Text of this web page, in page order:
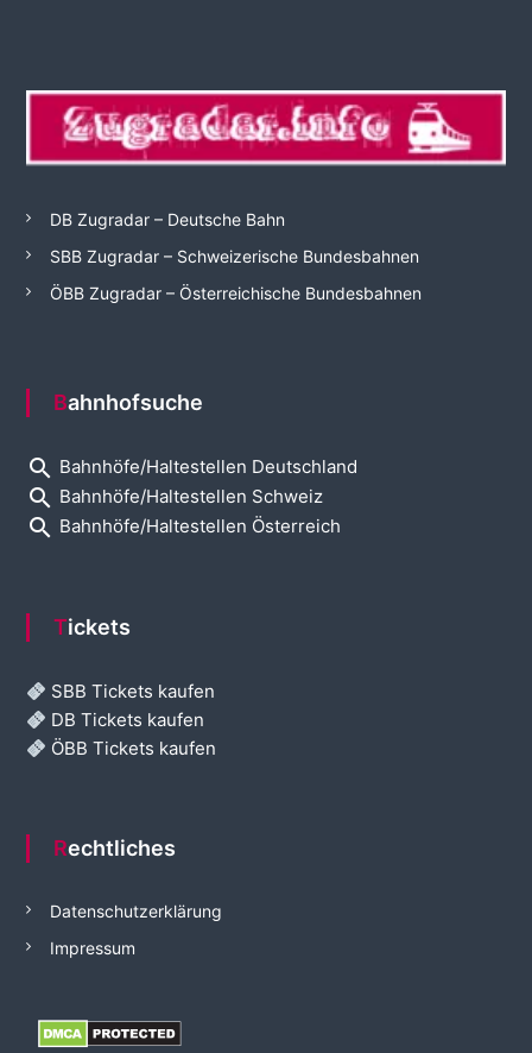
DB Zugradar – Deutsche Bahn
SBB Zugradar – Schweizerische Bundesbahnen
ÖBB Zugradar – Österreichische Bundesbahnen
Bahnhofsuche
search Bahnhöfe/Haltestellen Deutschland
search Bahnhöfe/Haltestellen Schweiz
search Bahnhöfe/Haltestellen Österreich
Tickets
SBB Tickets kaufen
DB Tickets kaufen
ÖBB Tickets kaufen
Rechtliches
Datenschutzerklärung
Impressum